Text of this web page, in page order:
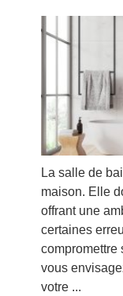
La salle de
maison. Elle
offrant une
certaines
compromettre
vous
votre ...